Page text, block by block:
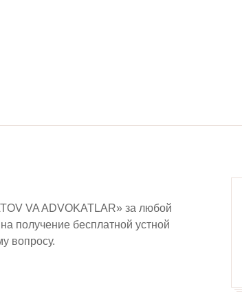
VA ADVOKATLAR» за любой
получение бесплатной устной
вопросу.